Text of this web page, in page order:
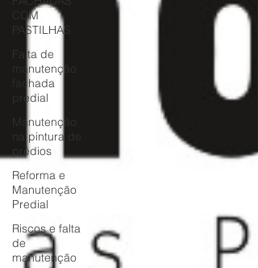
COM
PASTILHAS
Falta de
manutenção
fachada
predial
Manutenção
na pintura de
prédios
Reforma e
Manutenção
Predial
Riscos e falta
de
manutenção